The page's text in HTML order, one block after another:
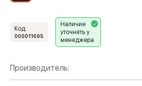
Код:
000011695
Наличие
уточнять у
менеджера
Производитель: